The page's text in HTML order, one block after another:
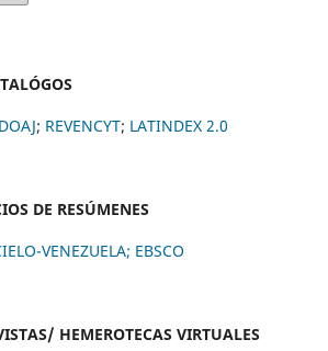
DOAJ; REVENCYT; LATINDEX 2.0
DE RESÚMENES
VENEZUELA; EBSCO
HEMEROTECAS VIRTUALES